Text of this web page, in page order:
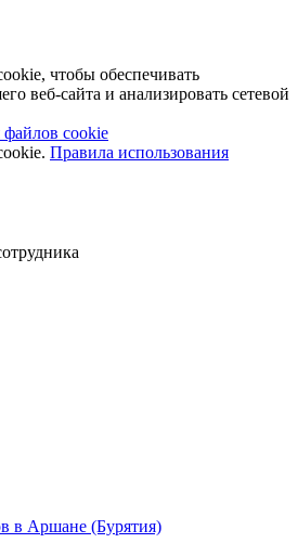
чтобы обеспечивать
веб-сайта и анализировать сетевой
файлов cookie
Правила использования
в Аршане (Бурятия)